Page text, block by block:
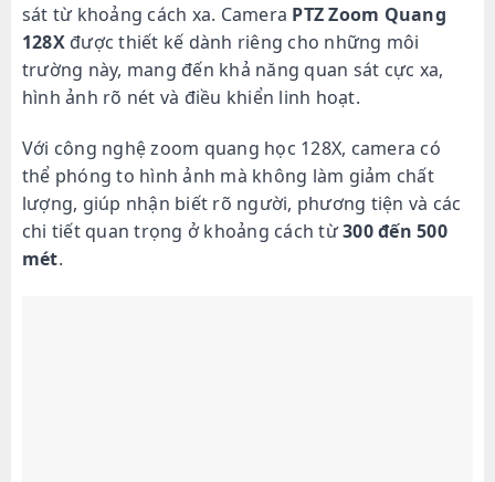
sát từ khoảng cách xa. Camera PTZ Zoom Quang
128Xđược thiết kế dành riêng cho những môi
trường này, mang đến khả năng quan sát cực xa,
hình ảnh rõ nét và điều khiển linh hoạt.
Với công nghệ zoom quang học 128X, camera có
thể phóng to hình ảnh mà không làm giảm chất
lượng, giúp nhận biết rõ người, phương tiện và các
chi tiết quan trọng ở khoảng cách từ300 đến 500
mét.